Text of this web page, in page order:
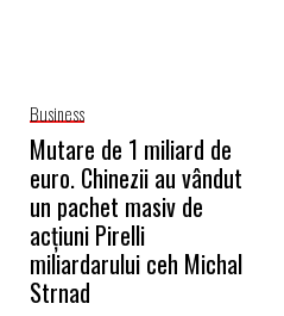
Business
Mutare de 1 miliard de
euro. Chinezii au vândut
un pachet masiv de
acțiuni Pirelli
miliardarului ceh Michal
Strnad